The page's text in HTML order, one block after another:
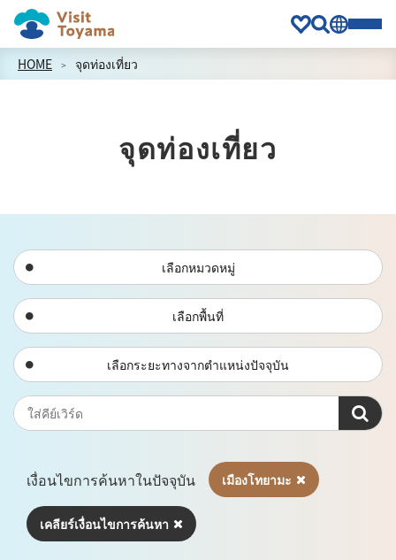
HOME จุดท่องเที่ยว
จุดท่องเที่ยว
เลือกหมวดหมู่
เลือกพื้นที่
เลือกระยะทางจากตำแหน่งปัจจุบัน
เงื่อนไขการค้นหาในปัจจุบัน เมืองโทยามะ
เคลียร์เงื่อนไขการค้นหา